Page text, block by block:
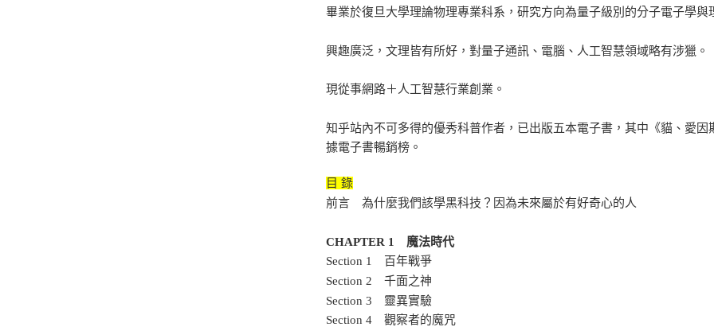
畢業於復旦大學理論物理專業科系，研究方向為量子級別的分子電子學與
興趣廣泛，文理皆有所好，對量子通訊、電腦、人工智慧領域略有涉獵。
現從事網路＋人工智慧行業創業。
知乎站內不可多得的優秀科普作者，已出版五本電子書，其中《貓、愛
據電子書暢銷榜。
目 錄
前言 為什麼我們該學黑科技？因為未來屬於有好奇心的人
CHAPTER 1 魔法時代
Section 1 百年戰爭
Section 2 千面之神
Section 3 靈異實驗
Section 4 觀察者的魔咒